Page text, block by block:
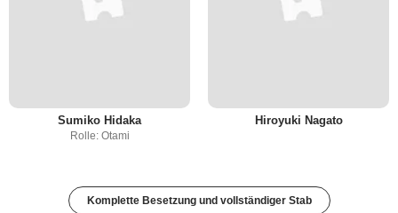
Sumiko Hidaka
Rolle: Otami
Hiroyuki Nagato
Komplette Besetzung und vollständiger Stab